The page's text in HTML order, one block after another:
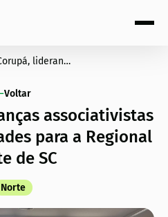
Em Corupá, lideranças associativistas debatem prioridades para a Regional Norte de SC
associativistas
para a Regional
de SC
Norte
Voltar